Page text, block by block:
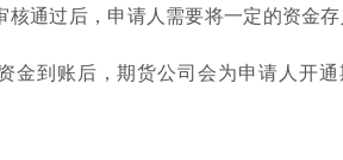
核通过后，申请人需要将一定的资金
金到账后，期货公司会为申请人开